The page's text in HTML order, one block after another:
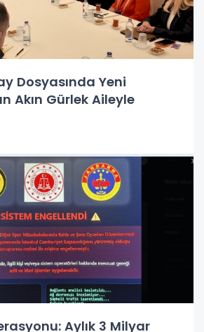
Dosyasında Yeni
Akın Gürlek Aileyle
Aylık 3 Milyar